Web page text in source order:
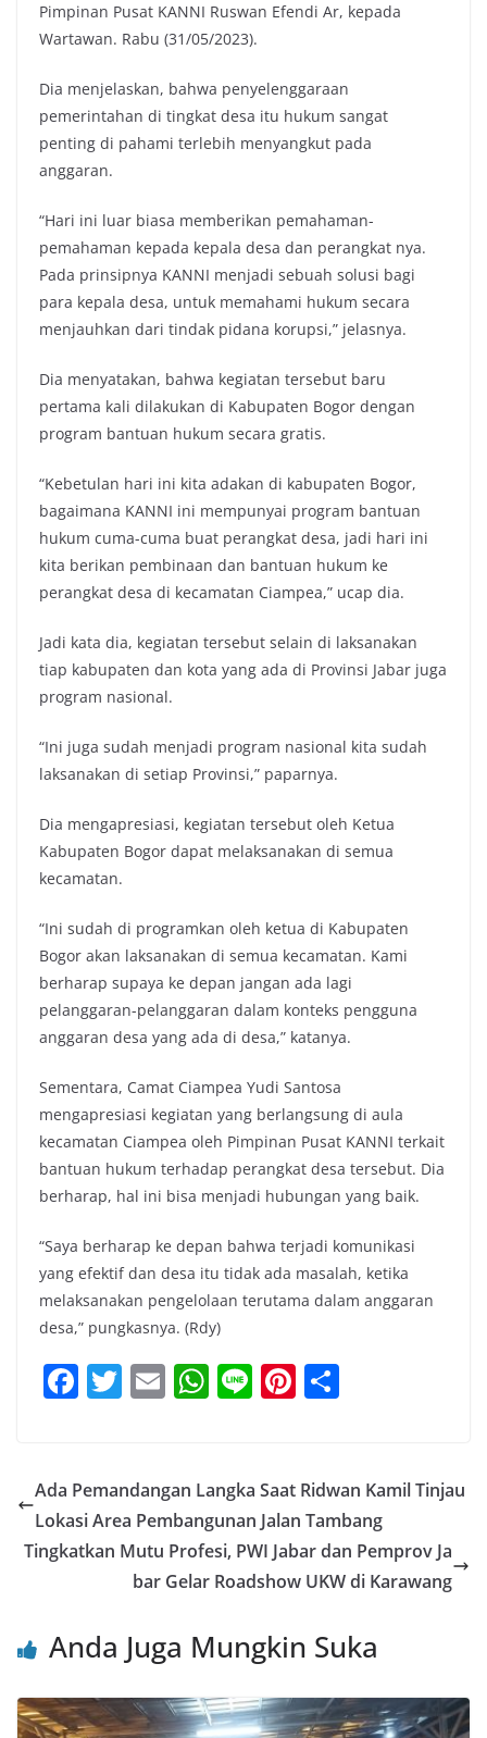
Pimpinan Pusat KANNI Ruswan Efendi Ar, kepada
Wartawan. Rabu (31/05/2023).
Dia menjelaskan, bahwa penyelenggaraan
pemerintahan di tingkat desa itu hukum sangat
penting di pahami terlebih menyangkut pada
anggaran.
“Hari ini luar biasa memberikan pemahaman-
pemahaman kepada kepala desa dan perangkat nya.
Pada prinsipnya KANNI menjadi sebuah solusi bagi
para kepala desa, untuk memahami hukum secara
menjauhkan dari tindak pidana korupsi,” jelasnya.
Dia menyatakan, bahwa kegiatan tersebut baru
pertama kali dilakukan di Kabupaten Bogor dengan
program bantuan hukum secara gratis.
“Kebetulan hari ini kita adakan di kabupaten Bogor,
bagaimana KANNI ini mempunyai program bantuan
hukum cuma-cuma buat perangkat desa, jadi hari ini
kita berikan pembinaan dan bantuan hukum ke
perangkat desa di kecamatan Ciampea,” ucap dia.
Jadi kata dia, kegiatan tersebut selain di laksanakan
tiap kabupaten dan kota yang ada di Provinsi Jabar juga
program nasional.
“Ini juga sudah menjadi program nasional kita sudah
laksanakan di setiap Provinsi,” paparnya.
Dia mengapresiasi, kegiatan tersebut oleh Ketua
Kabupaten Bogor dapat melaksanakan di semua
kecamatan.
“Ini sudah di programkan oleh ketua di Kabupaten
Bogor akan laksanakan di semua kecamatan. Kami
berharap supaya ke depan jangan ada lagi
pelanggaran-pelanggaran dalam konteks pengguna
anggaran desa yang ada di desa,” katanya.
Sementara, Camat Ciampea Yudi Santosa
mengapresiasi kegiatan yang berlangsung di aula
kecamatan Ciampea oleh Pimpinan Pusat KANNI terkait
bantuan hukum terhadap perangkat desa tersebut. Dia
berharap, hal ini bisa menjadi hubungan yang baik.
“Saya berharap ke depan bahwa terjadi komunikasi
yang efektif dan desa itu tidak ada masalah, ketika
melaksanakan pengelolaan terutama dalam anggaran
desa,” pungkasnya. (Rdy)
F
e
b
o
T
er
E
l
W
s
A
p
p
Li Pi
e
st
e
Ada Pemandangan Langka Saat Ridwan Kamil Tinjau
Lokasi Area Pembangunan Jalan Tambang
Tingkatkan Mutu Profesi, PWI Jabar dan Pemprov Ja
bar Gelar Roadshow UKW di Karawang
Anda Juga Mungkin Suka